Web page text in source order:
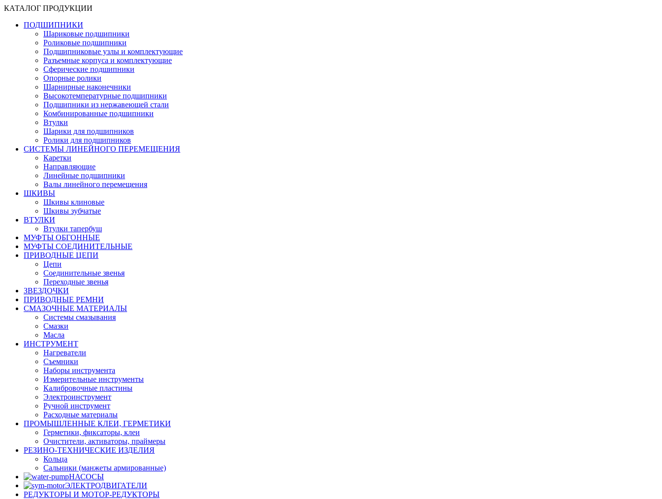
КАТАЛОГ ПРОДУКЦИИ
ПОДШИПНИКИ
Шариковые подшипники
Роликовые подшипники
Подшипниковые узлы и комплектующие
Разъемные корпуса и комплектующие
Сферические подшипники
Опорные ролики
Шарнирные наконечники
Высокотемпературные подшипники
Подшипники из нержавеющей стали
Комбинированные подшипники
Втулки
Шарики для подшипников
Ролики для подшипников
СИСТЕМЫ ЛИНЕЙНОГО ПЕРЕМЕЩЕНИЯ
Каретки
Направляющие
Линейные подшипники
Валы линейного перемещения
ШКИВЫ
Шкивы клиновые
Шкивы зубчатые
ВТУЛКИ
Втулки тапербуш
МУФТЫ ОБГОННЫЕ
МУФТЫ СОЕДИНИТЕЛЬНЫЕ
ПРИВОДНЫЕ ЦЕПИ
Цепи
Соединительные звенья
Переходные звенья
ЗВЕЗДОЧКИ
ПРИВОДНЫЕ РЕМНИ
СМАЗОЧНЫЕ МАТЕРИАЛЫ
Системы смазывания
Смазки
Масла
ИНСТРУМЕНТ
Нагреватели
Съемники
Наборы инструмента
Измерительные инструменты
Калибровочные пластины
Электроинструмент
Ручной инструмент
Расходные материалы
ПРОМЫШЛЕННЫЕ КЛЕИ, ГЕРМЕТИКИ
Герметики, фиксаторы, клеи
Очистители, активаторы, праймеры
РЕЗИНО-ТЕХНИЧЕСКИЕ ИЗДЕЛИЯ
Кольца
Сальники (манжеты армированные)
НАСОСЫ
ЭЛЕКТРОДВИГАТЕЛИ
РЕДУКТОРЫ И МОТОР-РЕДУКТОРЫ